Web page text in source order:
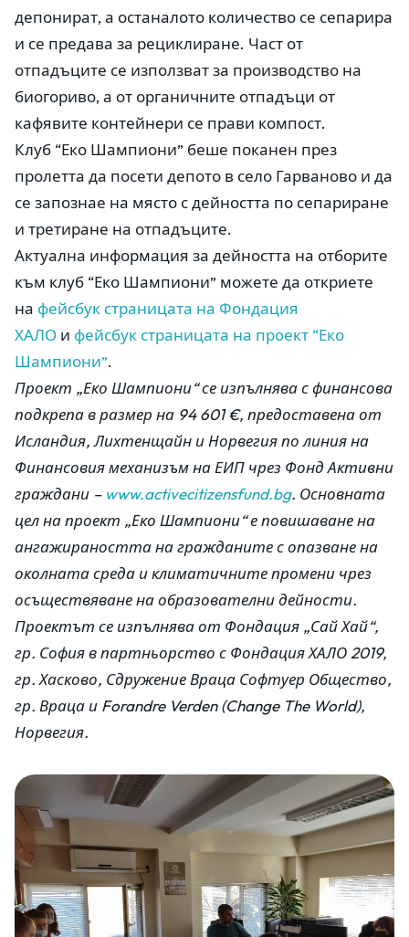
депонират, а останалото количество се сепарира
и се предава за рециклиране. Част от
отпадъците се използват за производство на
биогориво, а от органичните отпадъци от
кафявите контейнери се прави компост.
Клуб “Еко Шампиони” беше поканен през
пролетта да посети депото в село Гарваново и да
се запознае на място с дейността по сепариране
и третиране на отпадъците.
Актуална информация за дейността на отборите
към клуб “Еко Шампиони” можете да откриете
на фейсбук страницата на Фондация
ХАЛО и фейсбук страницата на проект “Еко
Шампиони”.
Проект „Еко Шампиони“ се изпълнява с финансова
подкрепа в размер на 94 601 €, предоставена от
Исландия, Лихтенщайн и Норвегия по линия на
Финансовия механизъм на ЕИП чрез Фонд Активни
граждани – www.activecitizensfund.bg. Основната
цел на проект „Еко Шампиони“ е повишаване на
ангажираността на гражданите с опазване на
околната среда и климатичните промени чрез
осъществяване на образователни дейности.
Проектът се изпълнява от Фондация „Сай Хай“,
гр. София в партньорство с Фондация ХАЛО 2019,
гр. Хасково, Сдружение Враца Софтуер Общество,
гр. Враца и Forandre Verden (Change The World),
Норвегия.